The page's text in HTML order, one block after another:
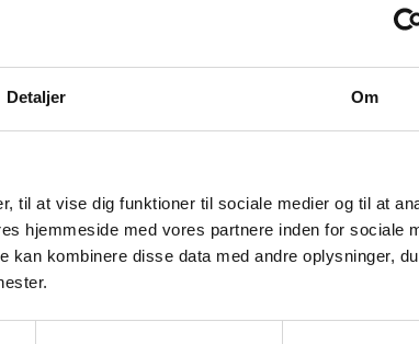
Detaljer Om
til at vise dig funktioner til sociale medier og til at
hjemmeside med vores partnere inden for sociale
kan kombinere disse data med andre oplysninger,
Forside
Kortbetaling